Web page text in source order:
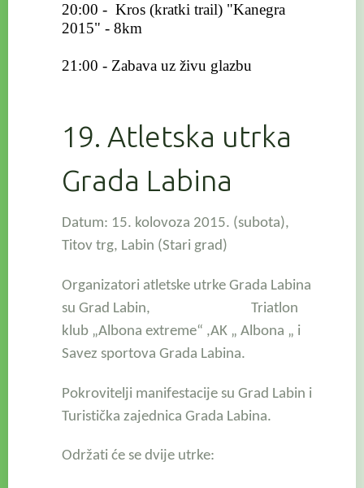
20:00 - Kros (kratki trail) "Kanegra
2015" - 8km
21:00 - Zabava uz živu glazbu
19. Atletska utrka
Grada Labina
Datum: 15. kolovoza 2015. (subota),
Titov trg, Labin (Stari grad)
Organizatori atletske utrke Grada Labina
su Grad Labin, Triatlon
klub „Albona extreme“ ,AK „ Albona „ i
Savez sportova Grada Labina.
Pokrovitelji manifestacije su Grad Labin i
Turistička zajednica Grada Labina.
Održati će se dvije utrke: